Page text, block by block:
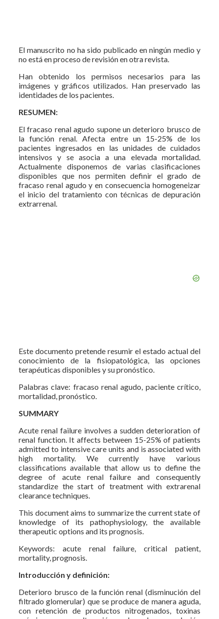
El manuscrito no ha sido publicado en ningún medio y
no está en proceso de revisión en otra revista.
Han obtenido los permisos necesarios para las
imágenes y gráficos utilizados. Han preservado las
identidades de los pacientes.
RESUMEN:
El fracaso renal agudo supone un deterioro brusco de
la función renal. Afecta entre un 15-25% de los
pacientes ingresados en las unidades de cuidados
intensivos y se asocia a una elevada mortalidad.
Actualmente disponemos de varias clasificaciones
disponibles que nos permiten definir el grado de
fracaso renal agudo y en consecuencia homogeneizar
el inicio del tratamiento con técnicas de depuración
extrarrenal.
Este documento pretende resumir el estado actual del
conocimiento de la fisiopatológica, las opciones
terapéuticas disponibles y su pronóstico.
Palabras clave: fracaso renal agudo, paciente crítico,
mortalidad, pronóstico.
SUMMARY
Acute renal failure involves a sudden deterioration of
renal function. It affects between 15-25% of patients
admitted to intensive care units and is associated with
high mortality. We currently have various
classifications available that allow us to define the
degree of acute renal failure and consequently
standardize the start of treatment with extrarenal
clearance techniques.
This document aims to summarize the current state of
knowledge of its pathophysiology, the available
therapeutic options and its prognosis.
Keywords: acute renal failure, critical patient,
mortality, prognosis.
Introducción y definición:
Deterioro brusco de la función renal (disminución del
filtrado glomerular) que se produce de manera aguda,
con retención de productos nitrogenados, toxinas